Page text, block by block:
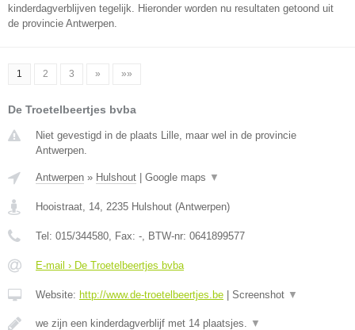
kinderdagverblijven tegelijk. Hieronder worden nu resultaten getoond uit
de provincie Antwerpen.
1 2 3 » »»
De Troetelbeertjes bvba
Niet gevestigd in de plaats Lille, maar wel in de provincie
Antwerpen.
Antwerpen » Hulshout Google maps ▼
Hooistraat, 14, 2235 Hulshout (Antwerpen)
Tel: 015/344580, Fax: -, BTW-nr: 0641899577
E-mail › De Troetelbeertjes bvba
Website: http://www.de-troetelbeertjes.be Screenshot ▼
we zijn een kinderdagverblijf met 14 plaatsjes. ▼